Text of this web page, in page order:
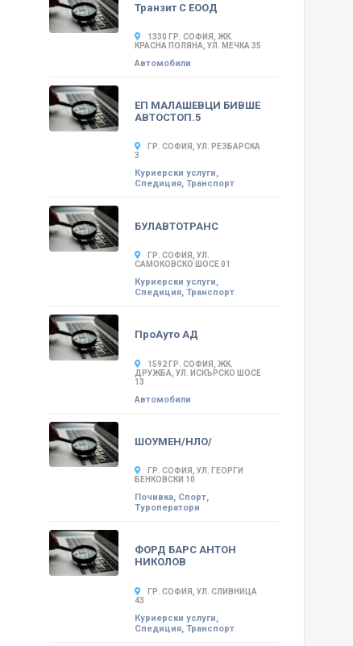
Транзит С ЕООД
1330 ГР. СОФИЯ, ЖК.
КРАСНА ПОЛЯНА, УЛ. МЕЧКА 35
Автомобили
ЕП МАЛАШЕВЦИ БИВШЕ
АВТОСТОП.5
ГР. СОФИЯ, УЛ. РЕЗБАРСКА
3
Куриерски услуги,
Спедиция, Транспорт
БУЛАВТОТРАНС
ГР. СОФИЯ, УЛ.
САМОКОВСКО ШОСЕ 01
Куриерски услуги,
Спедиция, Транспорт
ПроАуто АД
1592 ГР. СОФИЯ, ЖК.
ДРУЖБА, УЛ. ИСКЪРСКО ШОСЕ
13
Автомобили
ШОУМЕН/НЛО/
ГР. СОФИЯ, УЛ. ГЕОРГИ
БЕНКОВСКИ 10
Почивка, Спорт,
Туроператори
ФОРД БАРС АНТОН
НИКОЛОВ
ГР. СОФИЯ, УЛ. СЛИВНИЦА
43
Куриерски услуги,
Спедиция, Транспорт